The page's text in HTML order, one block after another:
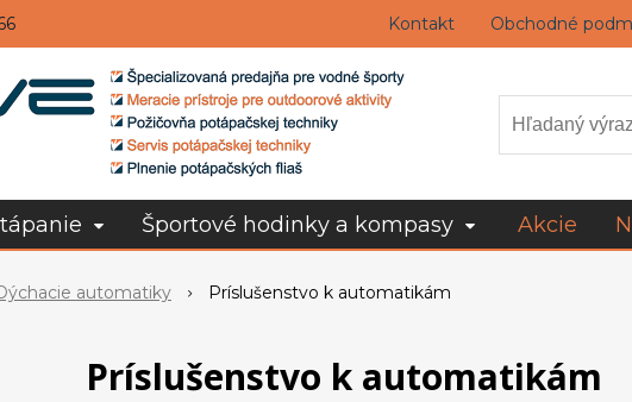
Kontakt Obchodné
Športové hodinky a kompasy Akcie
automatiky Príslušenstvo k automatikám
Príslušenstvo k automatikám